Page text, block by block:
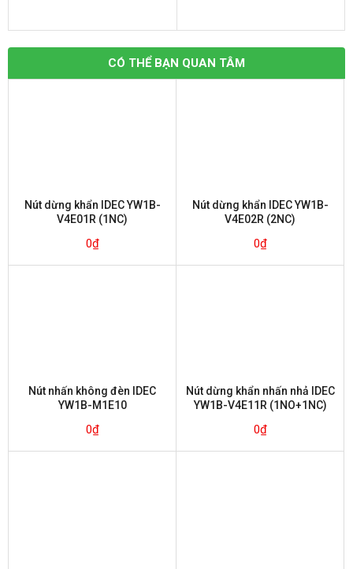
CÓ THỂ BẠN QUAN TÂM
Nút dừng khẩn IDEC YW1B-
V4E01R (1NC)
0₫
Nút dừng khẩn IDEC YW1B-
V4E02R (2NC)
0₫
Nút nhấn không đèn IDEC
YW1B-M1E10
0₫
Nút dừng khẩn nhấn nhả IDEC
YW1B-V4E11R (1NO+1NC)
0₫